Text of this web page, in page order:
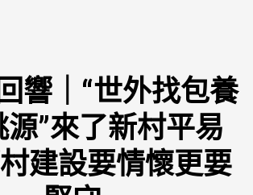
響｜“世外找包養
”來了新村平易
建設要情懷更要